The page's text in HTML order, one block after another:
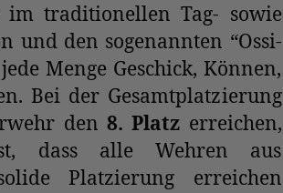
im traditionellen Tag- sowie
und den sogenannten “Ossi-
Menge Geschick, Können,
Bei der Gesamtplatzierung
den 8. Platz erreichen,
dass alle Wehren aus
Platzierung erreichen